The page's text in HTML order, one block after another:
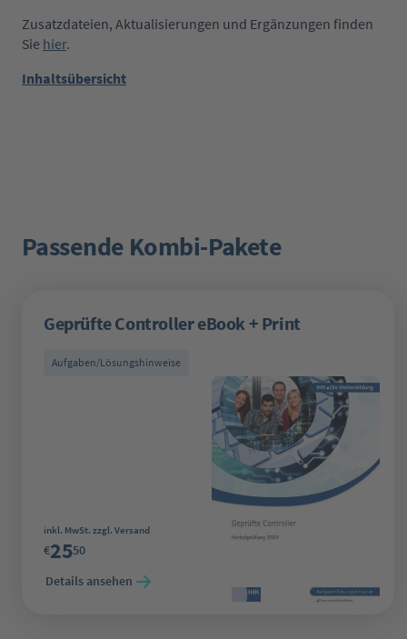
Zusatzdateien, Aktualisierungen und Ergänzungen finden
Sie hier.
Inhaltsübersicht
Produktgalerie überspringen
Passende Kombi-Pakete
Geprüfte Controller eBook + Print
Aufgaben/Lösungshinweise
Regulärer Preis:
inkl. MwSt. zzgl. Versand
€2550
Details ansehen